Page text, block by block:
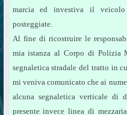
marcia ed investiva il
posteggiate.
Al fine di ricostruire le
mia istanza al Corpo di Polizia
segnaletica stradale del tratto in
mi veniva comunicato che ai
alcuna segnaletica verticale
presente invece linea di